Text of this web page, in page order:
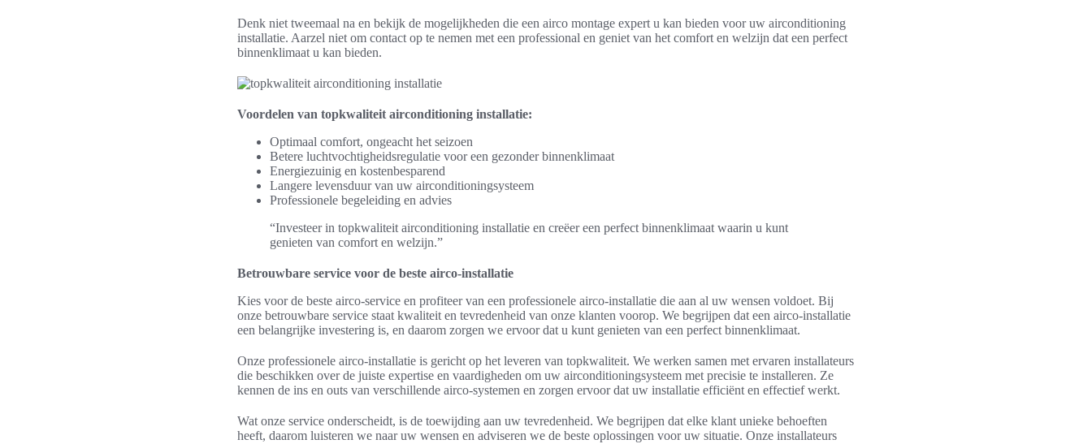
Denk niet tweemaal na en bekijk de mogelijkheden die een airco montage expert u kan bieden voor uw airconditioning
installatie. Aarzel niet om contact op te nemen met een professional en geniet van het comfort en welzijn dat een perfect
binnenklimaat u kan bieden.
Voordelen van topkwaliteit airconditioning installatie:
Optimaal comfort, ongeacht het seizoen
Betere luchtvochtigheidsregulatie voor een gezonder binnenklimaat
Energiezuinig en kostenbesparend
Langere levensduur van uw airconditioningsysteem
Professionele begeleiding en advies
“Investeer in topkwaliteit airconditioning installatie en creëer een perfect binnenklimaat waarin u kunt
genieten van comfort en welzijn.”
Betrouwbare service voor de beste airco-installatie
Kies voor de beste airco-service en profiteer van een professionele airco-installatie die aan al uw wensen voldoet. Bij
onze betrouwbare service staat kwaliteit en tevredenheid van onze klanten voorop. We begrijpen dat een airco-installatie
een belangrijke investering is, en daarom zorgen we ervoor dat u kunt genieten van een perfect binnenklimaat.
Onze professionele airco-installatie is gericht op het leveren van topkwaliteit. We werken samen met ervaren installateurs
die beschikken over de juiste expertise en vaardigheden om uw airconditioningsysteem met precisie te installeren. Ze
kennen de ins en outs van verschillende airco-systemen en zorgen ervoor dat uw installatie efficiënt en effectief werkt.
Wat onze service onderscheidt, is de toewijding aan uw tevredenheid. We begrijpen dat elke klant unieke behoeften
heeft, daarom luisteren we naar uw wensen en adviseren we de beste oplossingen voor uw situatie. Onze installateurs